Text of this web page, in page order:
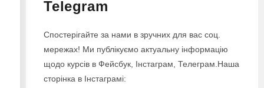
Telegram
Спостерігайте за нами в зручних для вас соц.
мережах! Ми публікуємо актуальну інформацію
щодо курсів в Фейсбук, Інстаграм, Телеграм.Наша
сторінка в Інстаграмі: